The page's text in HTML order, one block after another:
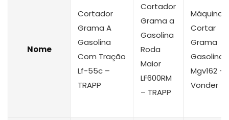
Nome
Cortador
Grama A
Gasolina
Com Tração
Lf-55c –
TRAPP
Cortador
Grama a
Gasolina
Roda
Maior
LF600RM
– TRAPP
Máquina
Cortar
Grama
Gasolina
Mgv162 –
Vonder